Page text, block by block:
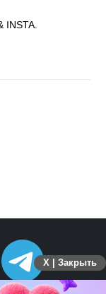
INSTA.
X | Закрыть